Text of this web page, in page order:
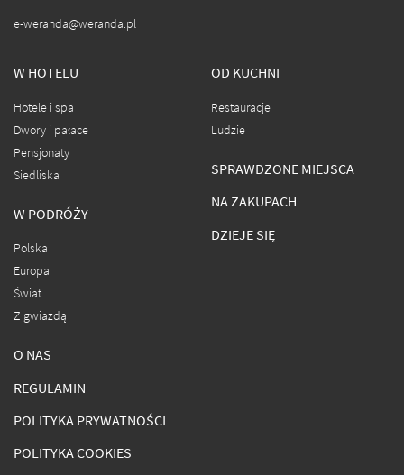
e-weranda@weranda.pl
W HOTELU
Hotele i spa
Dwory i pałace
Pensjonaty
Siedliska
W PODRÓŻY
Polska
Europa
Świat
Z gwiazdą
OD KUCHNI
Restauracje
Ludzie
SPRAWDZONE MIEJSCA
NA ZAKUPACH
DZIEJE SIĘ
O NAS
REGULAMIN
POLITYKA PRYWATNOŚCI
POLITYKA COOKIES